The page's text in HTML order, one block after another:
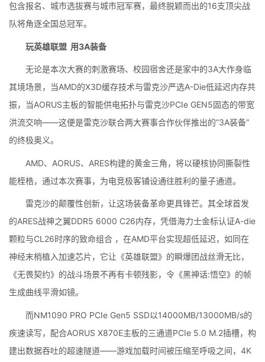
包含报名、城市选拔赛与城市冠军赛，最终脱颖而出的16支顶尖战
队将角逐全国总冠军。
玩英雄联盟 用3A装备
无论是本次大赛的刺激赛场、校园宿舍还是家中的3A大作身临
其境场景，当AMD的X3D缓存技术与雷克沙严选A-Die低延迟内存共
振，当AORUS主板的智能供电拓扑与雷克沙PCIe GEN5固态的带宽
洪流交响——这便是雷克沙联合两大赛事合作伙伴推出的“3A装备”
的终极奥义。
AMD、AORUS、ARES构建的黄金三角，将以硬核协同撕裂性
能桎梏，通过本次赛事，为电竞极客铺设通往胜利的量子通道。
雷克沙的颠覆性创新，让这场装备革命更具锋芒。其全球首发
的ARES战神之翼DDR5 6000 C26内存，凭借海力士金标认证A-die
颗粒与CL26时序的致命组合 ，在AMD平台实现超低延迟，如同在
神经末梢植入加速芯片，它让《英雄联盟》的瞬爆团战丝滑无比，
《无畏契约》的战斗场景不再有卡顿残影，令《黑神话:悟空》的帧
生成曲线平滑如镜。
而NM1090 PRO PCIe Gen5 SSD以14000MB/13000MB/s的
疾速读写，配合AORUS X870E主板的三通道PCIe 5.0 M.2插槽，构
建出数据吞吐的超速隧道——游戏加载时间被压缩至呼吸之间，4K